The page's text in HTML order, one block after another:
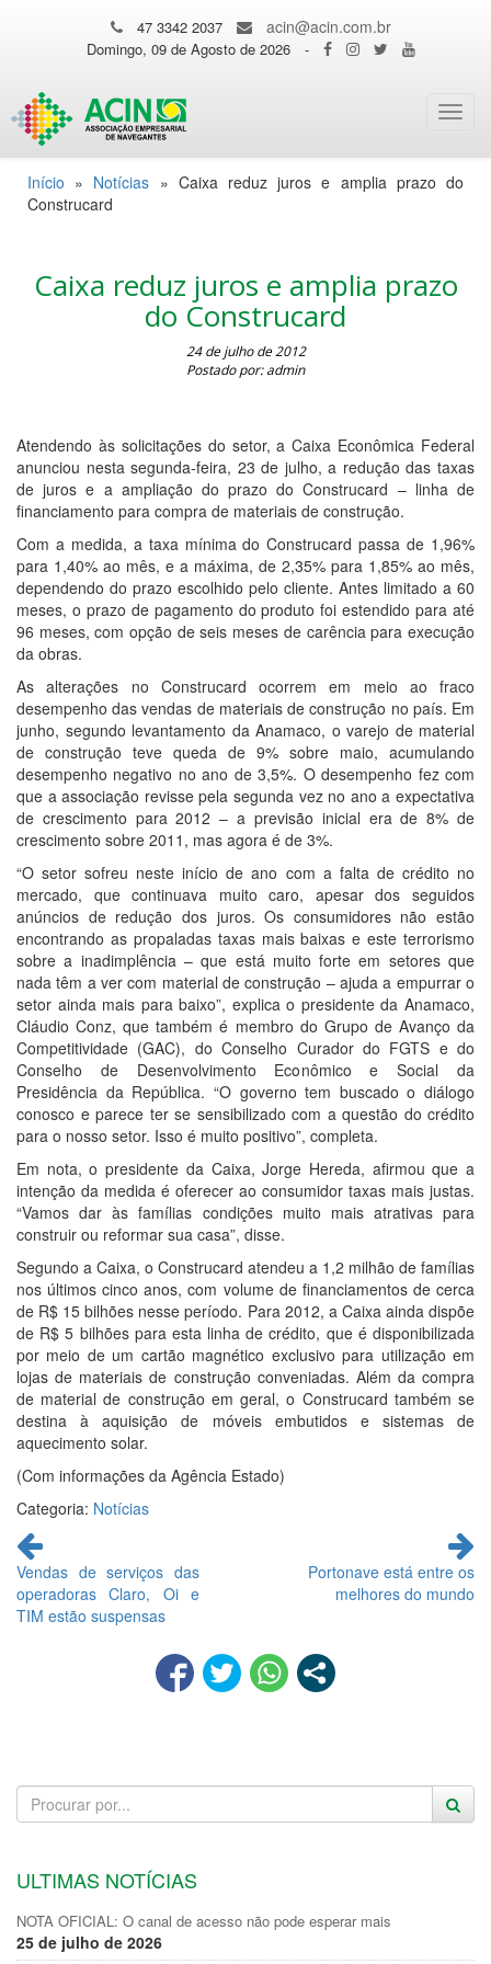
47 3342 2037 acin@acin.com.br
Domingo, 09 de Agosto de 2026 -
Início » Notícias » Caixa reduz juros e amplia prazo do
Construcard
Caixa reduz juros e amplia prazo
do Construcard
24 de julho de 2012
Postado por: admin
Atendendo às solicitações do setor, a Caixa Econômica Federal
anunciou nesta segunda-feira, 23 de julho, a redução das taxas
de juros e a ampliação do prazo do Construcard – linha de
financiamento para compra de materiais de construção.
Com a medida, a taxa mínima do Construcard passa de 1,96%
para 1,40% ao mês, e a máxima, de 2,35% para 1,85% ao mês,
dependendo do prazo escolhido pelo cliente. Antes limitado a 60
meses, o prazo de pagamento do produto foi estendido para até
96 meses, com opção de seis meses de carência para execução
da obras.
As alterações no Construcard ocorrem em meio ao fraco
desempenho das vendas de materiais de construção no país. Em
junho, segundo levantamento da Anamaco, o varejo de material
de construção teve queda de 9% sobre maio, acumulando
desempenho negativo no ano de 3,5%. O desempenho fez com
que a associação revisse pela segunda vez no ano a expectativa
de crescimento para 2012 – a previsão inicial era de 8% de
crescimento sobre 2011, mas agora é de 3%.
“O setor sofreu neste início de ano com a falta de crédito no
mercado, que continuava muito caro, apesar dos seguidos
anúncios de redução dos juros. Os consumidores não estão
encontrando as propaladas taxas mais baixas e este terrorismo
sobre a inadimplência – que está muito forte em setores que
nada têm a ver com material de construção – ajuda a empurrar o
setor ainda mais para baixo”, explica o presidente da Anamaco,
Cláudio Conz, que também é membro do Grupo de Avanço da
Competitividade (GAC), do Conselho Curador do FGTS e do
Conselho de Desenvolvimento Econômico e Social da
Presidência da República. “O governo tem buscado o diálogo
conosco e parece ter se sensibilizado com a questão do crédito
para o nosso setor. Isso é muito positivo”, completa.
Em nota, o presidente da Caixa, Jorge Hereda, afirmou que a
intenção da medida é oferecer ao consumidor taxas mais justas.
“Vamos dar às famílias condições muito mais atrativas para
construir ou reformar sua casa”, disse.
Segundo a Caixa, o Construcard atendeu a 1,2 milhão de famílias
nos últimos cinco anos, com volume de financiamentos de cerca
de R$ 15 bilhões nesse período. Para 2012, a Caixa ainda dispõe
de R$ 5 bilhões para esta linha de crédito, que é disponibilizada
por meio de um cartão magnético exclusivo para utilização em
lojas de materiais de construção conveniadas. Além da compra
de material de construção em geral, o Construcard também se
destina à aquisição de móveis embutidos e sistemas de
aquecimento solar.
(Com informações da Agência Estado)
Categoria: Notícias
Continue
lendo
Vendas de serviços das
operadoras Claro, Oi e
TIM estão suspensas
Portonave está entre os
melhores do mundo
ULTIMAS NOTÍCIAS
NOTA OFICIAL: O canal de acesso não pode esperar mais
25 de julho de 2026